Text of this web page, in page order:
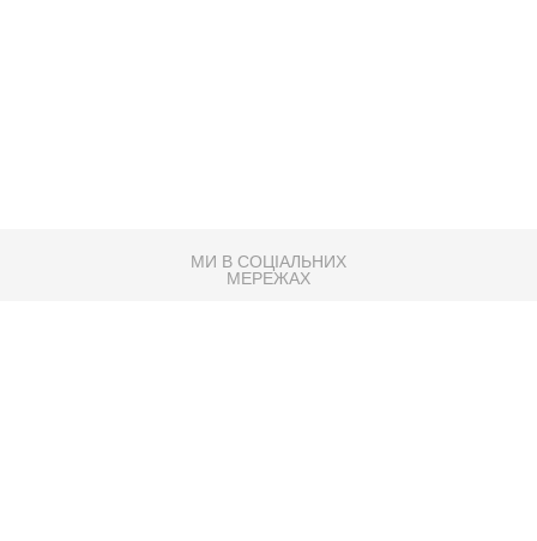
МИ В СОЦІАЛЬНИХ
МЕРЕЖАХ